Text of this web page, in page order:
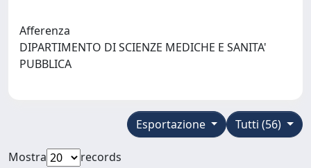
Afferenza
DIPARTIMENTO DI SCIENZE MEDICHE E SANITA'
PUBBLICA
Tutti (56)
Esportazione
Mostra
records